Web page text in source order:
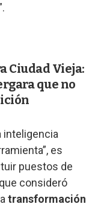
Ciudad Vieja:
que no
inteligencia
es
puestos de
consideró
transformación